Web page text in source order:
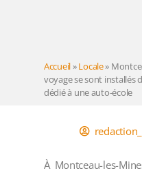
Accueil»Locale»
voyage se sont installés
dédié à une auto-école
À Montceau-les-